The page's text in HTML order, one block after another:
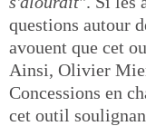
questions autour
avouent que cet
Ainsi, Olivier
Concessions en
cet outil